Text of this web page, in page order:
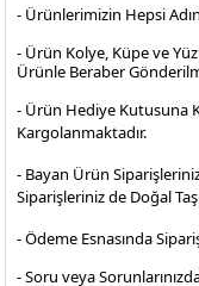
- Ürünlerimizin Hepsi
- Ürün Kolye, Küpe ve
Ürünle Beraber
- Ürün Hediye Kutusuna
Kargolanmaktadır.
- Bayan Ürün
Siparişleriniz de Doğal
- Ödeme Esnasında
- Soru veya